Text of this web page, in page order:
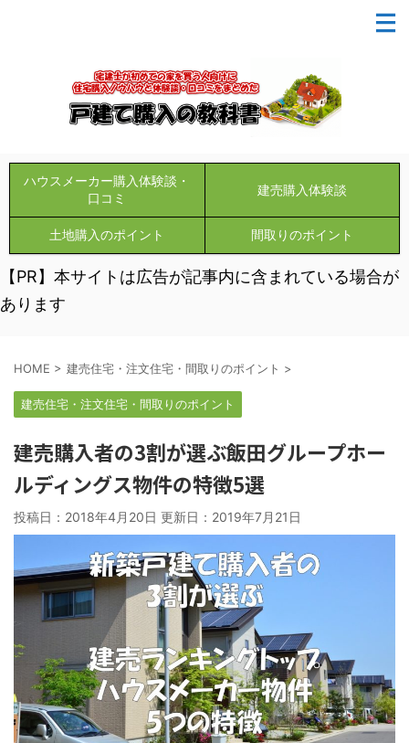
ハウスメーカー購入体験談・
口コミ
建売購入体験談
土地購入のポイント 間取りのポイント
【PR】本サイトは広告が記事内に含まれている場合が
あります
HOME > 建売住宅・注文住宅・間取りのポイント >
建売住宅・注文住宅・間取りのポイント
建売購入者の3割が選ぶ飯田グループホー
ルディングス物件の特徴5選
投稿日：2018年4月20日 更新日： 2019年7月21日